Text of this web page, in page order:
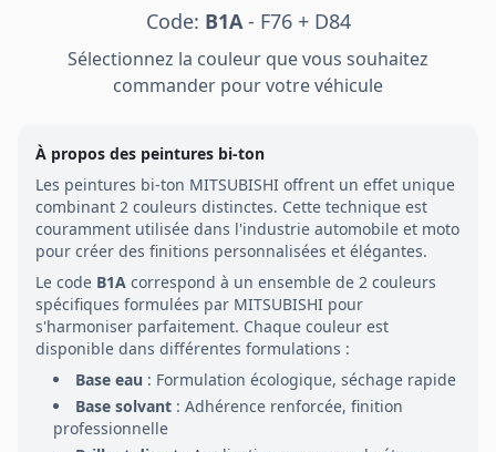
Code: B1A- F76 + D84
Sélectionnez la couleur que vous souhaitez
commander pour votre véhicule
À propos des peintures bi-ton
Les peintures bi-ton MITSUBISHI offrent un effet unique
combinant 2 couleurs distinctes. Cette technique est
couramment utilisée dans l'industrie automobile et moto
pour créer des finitions personnalisées et élégantes.
Le code B1A correspond à un ensemble de 2 couleurs
spécifiques formulées par MITSUBISHI pour
s'harmoniser parfaitement. Chaque couleur est
disponible dans différentes formulations :
Base eau : Formulation écologique, séchage rapide
Base solvant : Adhérence renforcée, finition
professionnelle